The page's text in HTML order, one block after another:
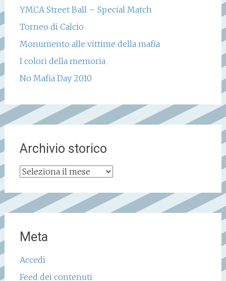
YMCA Street Ball – Special Match
Torneo di Calcio
Monumento alle vittime della mafia
I colori della memoria
No Mafia Day 2010
Archivio storico
Archivio
Meta
Accedi
Feed dei contenuti